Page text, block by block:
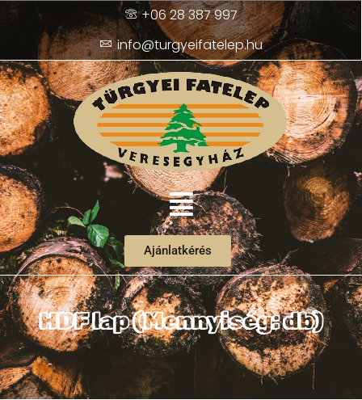
+06 28 387 997
info@turgyeifatelep.hu
Ajánlatkérés
HDF lap (Mennyiség: db)